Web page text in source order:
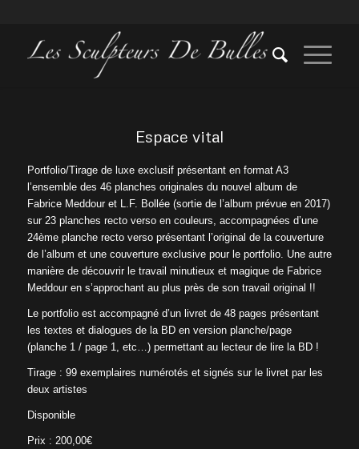
Espace vital
Portfolio/Tirage de luxe exclusif présentant en format A3
l’ensemble des 46 planches originales du nouvel album de
Fabrice Meddour et L.F. Bollée (sortie de l’album prévue en 2017)
sur 23 planches recto verso en couleurs, accompagnées d’une
24ème planche recto verso présentant l’original de la couverture
de l’album et une couverture exclusive pour le portfolio. Une autre
manière de découvrir le travail minutieux et magique de Fabrice
Meddour en s’approchant au plus près de son travail original !!
Le portfolio est accompagné d’un livret de 48 pages présentant
les textes et dialogues de la BD en version planche/page
(planche 1 / page 1, etc…) permettant au lecteur de lire la BD !
Tirage : 99 exemplaires numérotés et signés sur le livret par les
deux artistes
Disponible
Prix : 200,00€